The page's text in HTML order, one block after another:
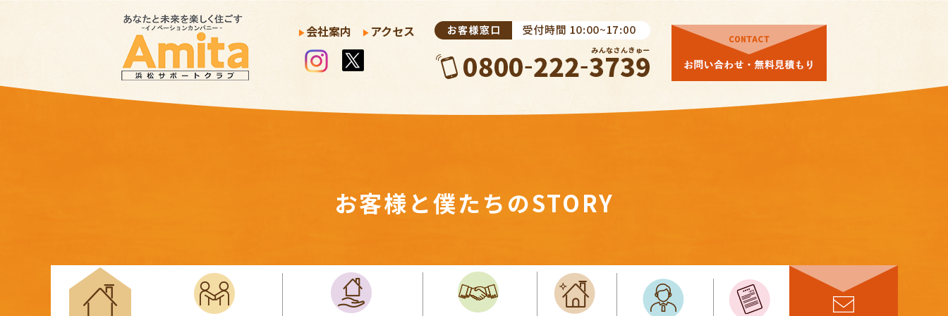
アクセス
会社案内
お客様と僕たちのSTORY